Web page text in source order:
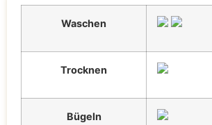
Waschen
Trocknen
Bügeln